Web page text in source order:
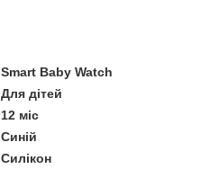
Smart Baby Watch
Для дітей
12 міс
Синій
Силікон